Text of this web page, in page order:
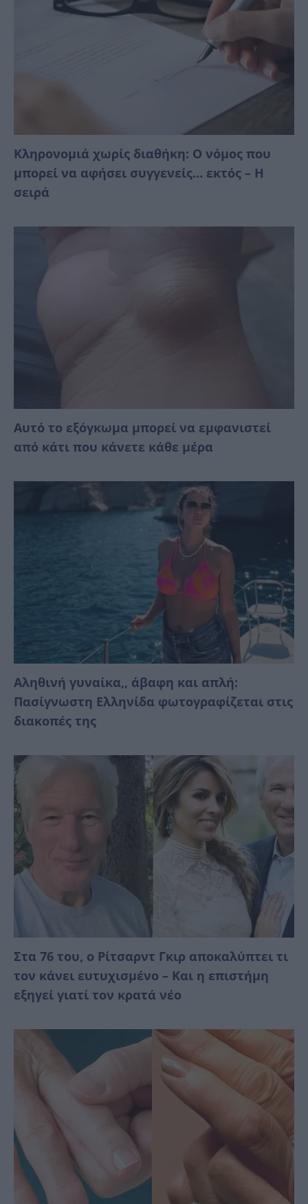
Κληρονομιά χωρίς διαθήκη: Ο νόμος που
μπορεί να αφήσει συγγενείς… εκτός – Η
σειρά
Αυτό το εξόγκωμα μπορεί να εμφανιστεί
από κάτι που κάνετε κάθε μέρα
Αληθινή γυναίκα,, άβαφη και απλή:
Πασίγνωστη Ελληνίδα φωτογραφίζεται στις
διακοπές της
Στα 76 του, ο Ρίτσαρντ Γκιρ αποκαλύπτει τι
τον κάνει ευτυχισμένο – Και η επιστήμη
εξηγεί γιατί τον κρατά νέο